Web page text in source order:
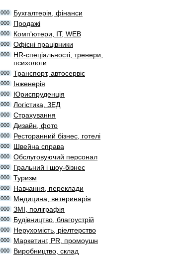
000 Бухгалтерія, фінанси
000 Продажі
000 Комп'ютери, IT, WEB
000 Офісні працівники
000
HR-спеціальності, тренери,
психологи
000 Транспорт, автосервіс
000 Інженерія
000 Юриспруденція
000 Логістика, ЗЕД
000 Страхування
000 Дизайн, фото
000 Ресторанний бізнес, готелі
000 Швейна справа
000 Обслуговуючий персонал
000 Гральний і шоу-бізнес
000 Туризм
000 Навчання, переклади
000 Медицина, ветеринарія
000 ЗМІ, поліграфія
000 Будівництво, благоустрій
000 Нерухомість, ріелтерство
000 Маркетинг, PR, промоушн
000 Виробництво, склад